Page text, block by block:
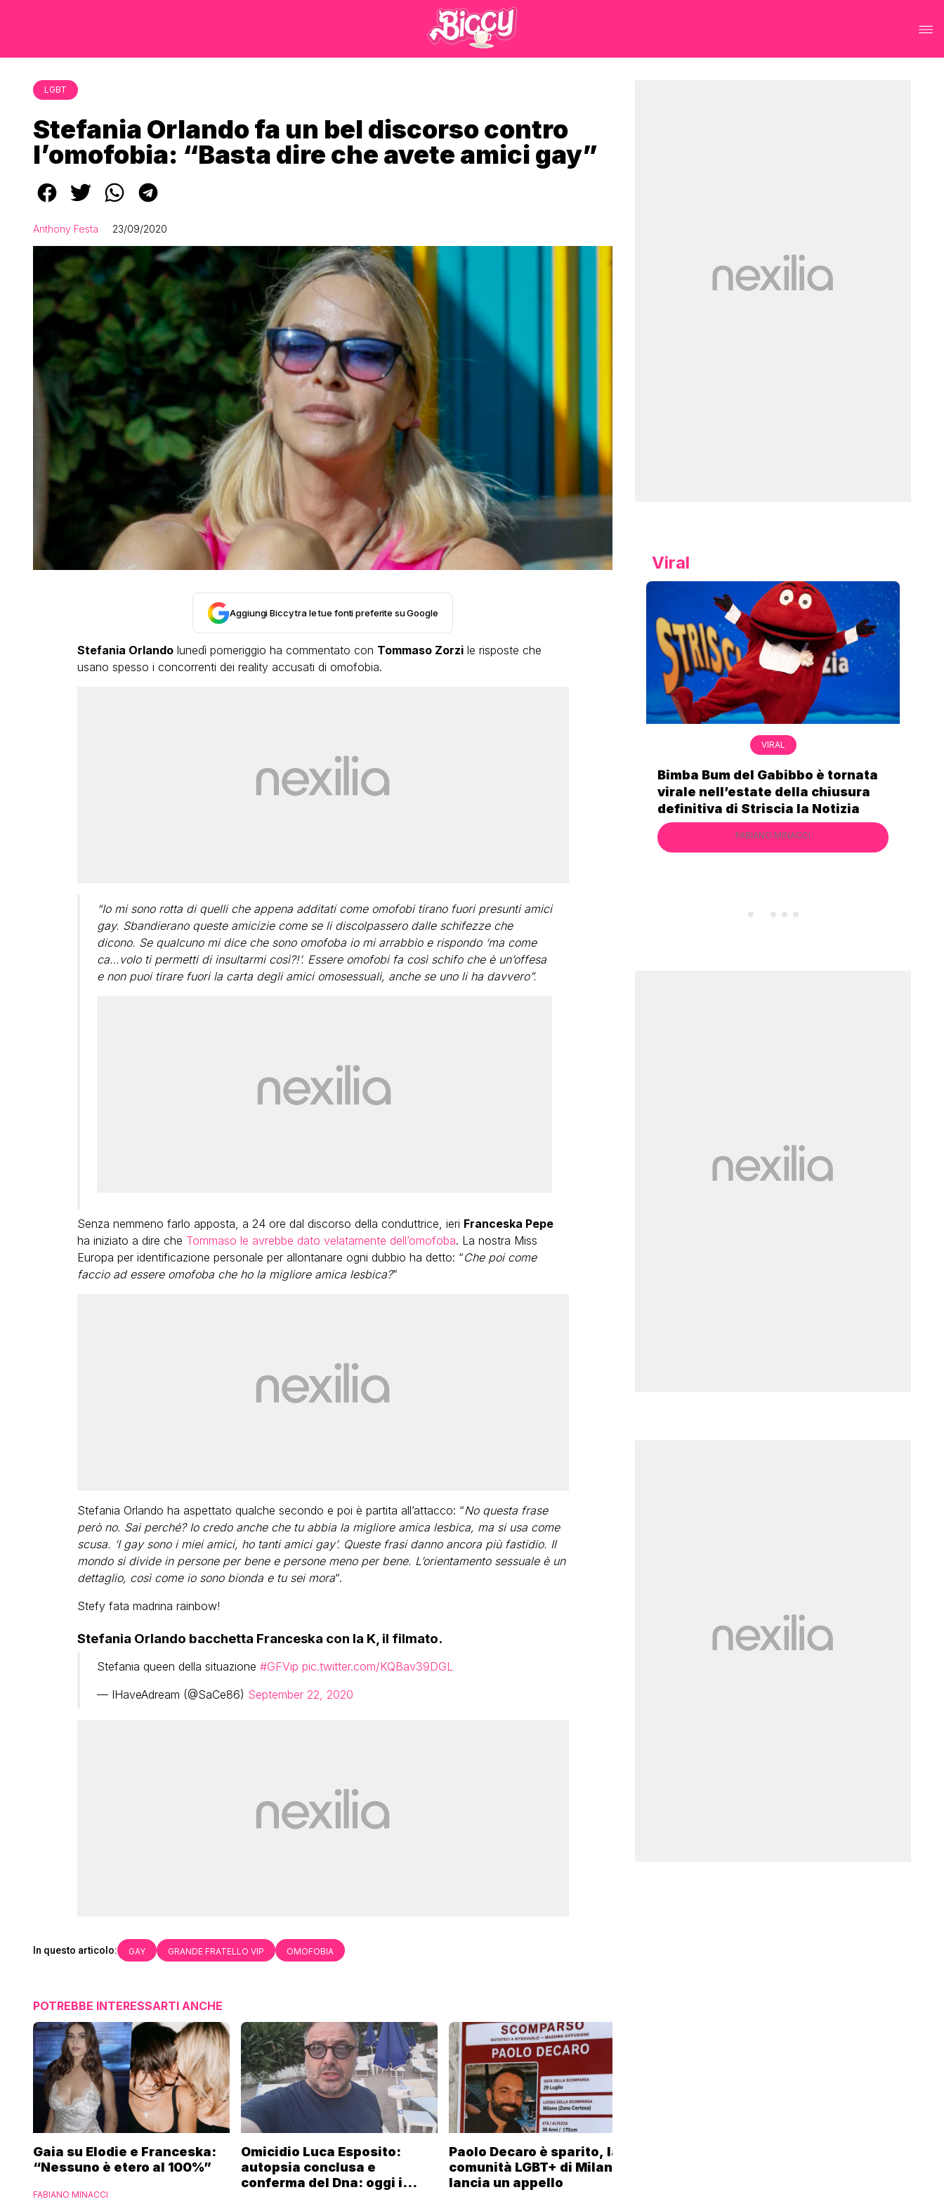
LGBT
Stefania Orlando fa un bel discorso contro
l’omofobia: “Basta dire che avete amici gay”
Anthony Festa 23/09/2020
Aggiungi Biccy tra le tue fonti preferite su Google
Stefania Orlandolunedì pomeriggio ha commentato con Tommaso Zorzile risposte che
usano spesso i concorrenti dei reality accusati di omofobia.
“Io mi sono rotta di quelli che appena additati come omofobi tirano fuori presunti amici
gay. Sbandierano queste amicizie come se li discolpassero dalle schifezze che
dicono. Se qualcuno mi dice che sono omofoba io mi arrabbio e rispondo ‘ma come
ca…volo ti permetti di insultarmi così?!’. Essere omofobi fa così schifo che è un’offesa
e non puoi tirare fuori la carta degli amici omosessuali, anche se uno li ha davvero”.
Senza nemmeno farlo apposta, a 24 ore dal discorso della conduttrice, ieri Franceska Pepe
ha iniziato a dire che Tommaso le avrebbe dato velatamente dell’omofoba. La nostra Miss
Europa per identificazione personale per allontanare ogni dubbio ha detto: “Che poi come
faccio ad essere omofoba che ho la migliore amica lesbica?”
Stefania Orlando ha aspettato qualche secondo e poi è partita all’attacco: “No questa frase
però no. Sai perché? Io credo anche che tu abbia la migliore amica lesbica, ma si usa come
scusa. ‘I gay sono i miei amici, ho tanti amici gay’. Queste frasi danno ancora più fastidio. Il
mondo si divide in persone per bene e persone meno per bene. L’orientamento sessuale è un
dettaglio, così come io sono bionda e tu sei mora“.
Stefy fata madrina rainbow!
Stefania Orlando bacchetta Franceska con la K, il filmato.
Stefania queen della situazione #GFVip pic.twitter.com/KQBav39DGL
— IHaveAdream (@SaCe86) September 22, 2020
In questo articolo: GAY GRANDE FRATELLO VIP OMOFOBIA
POTREBBE INTERESSARTI ANCHE
Gaia su Elodie e Franceska:
“Nessuno è etero al 100%”
FABIANO MINACCI
Omicidio Luca Esposito:
autopsia conclusa e
conferma del Dna: oggi i
Paolo Decaro è sparito, la
comunità LGBT+ di Milano
lancia un appello
Viral
VIRAL
Bimba Bum del Gabibbo è tornata
virale nell’estate della chiusura
definitiva di Striscia la Notizia
FABIANO MINACCI